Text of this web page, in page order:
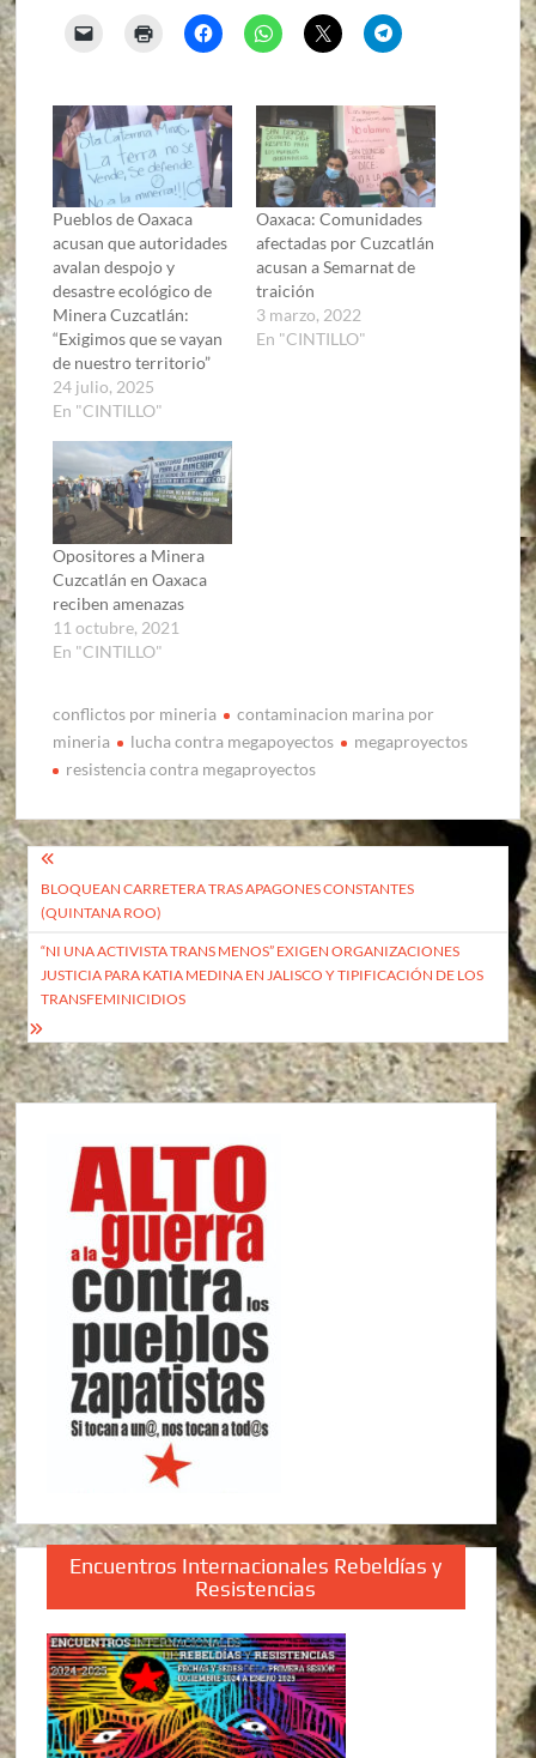
Pueblos de Oaxaca
acusan que autoridades
avalan despojo y
desastre ecológico de
Minera Cuzcatlán:
“Exigimos que se vayan
de nuestro territorio”
24 julio, 2025
En "CINTILLO"
Oaxaca: Comunidades
afectadas por Cuzcatlán
acusan a Semarnat de
traición
3 marzo, 2022
En "CINTILLO"
Opositores a Minera
Cuzcatlán en Oaxaca
reciben amenazas
11 octubre, 2021
En "CINTILLO"
conflictos por mineria
contaminacion marina por
mineria
lucha contra megapoyectos
megaproyectos
resistencia contra megaproyectos
Navegación
de
entradas
BLOQUEAN CARRETERA TRAS APAGONES CONSTANTES
(QUINTANA ROO)
“NI UNA ACTIVISTA TRANS MENOS” EXIGEN ORGANIZACIONES
JUSTICIA PARA KATIA MEDINA EN JALISCO Y TIPIFICACIÓN DE LOS
TRANSFEMINICIDIOS
Encuentros Internacionales Rebeldías y
Resistencias